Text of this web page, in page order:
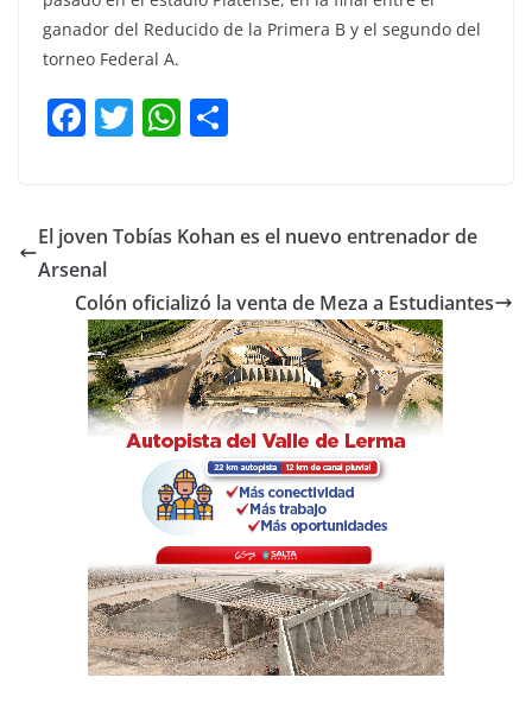
ganador del Reducido de la Primera B y el segundo del
torneo Federal A.
F
a
e
b
o
o
k
T
w
er
W
h
s
p
p
p
tir
El joven Tobías Kohan es el nuevo entrenador de
Arsenal
Colón oficializó la venta de Meza a Estudiantes